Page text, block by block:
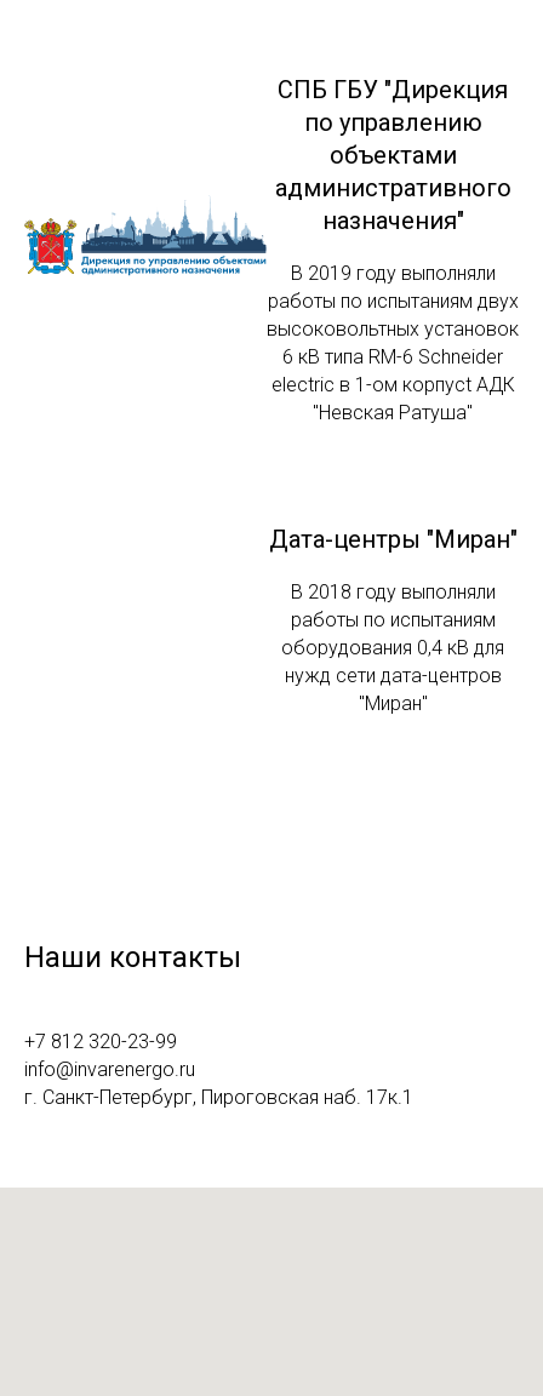
СПБ ГБУ "Дирекция
по управлению
объектами
административного
назначения"
В 2019 году выполняли
работы по испытаниям двух
высоковольтных установок
6 кВ типа RM-6 Schneider
electric в 1-ом корпусt АДК
"Невская Ратуша"
Дата-центры "Миран"
В 2018 году выполняли
работы по испытаниям
оборудования 0,4 кВ для
нужд сети дата-центров
"Миран"
Наши контакты
+7 812 320-23-99
info@invarenergo.ru
г. Санкт-Петербург, Пироговская наб. 17к.1